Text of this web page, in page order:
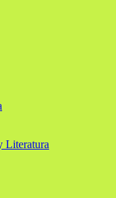
Literatura